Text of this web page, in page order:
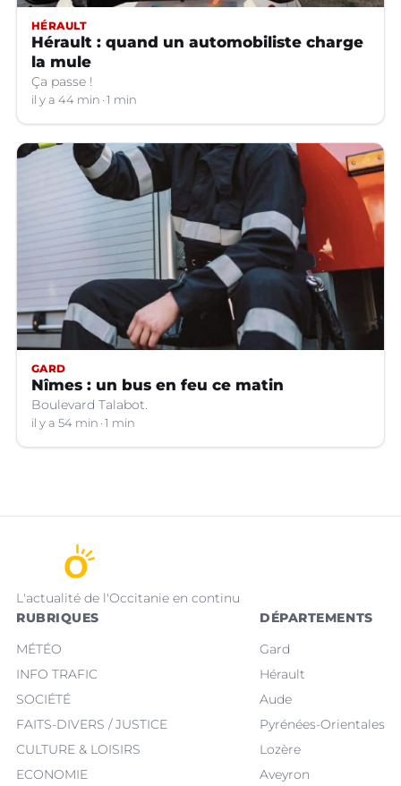
HÉRAULT
Hérault : quand un automobiliste charge
la mule
Ça passe !
il y a 44 min 1 min
GARD
Nîmes : un bus en feu ce matin
Boulevard Talabot.
il y a 54 min 1 min
L'actualité de l'Occitanie en continu
RUBRIQUES
MÉTÉO
INFO TRAFIC
SOCIÉTÉ
FAITS-DIVERS / JUSTICE
CULTURE & LOISIRS
ECONOMIE
DÉPARTEMENTS
Gard
Hérault
Aude
Pyrénées-Orientales
Lozère
Aveyron